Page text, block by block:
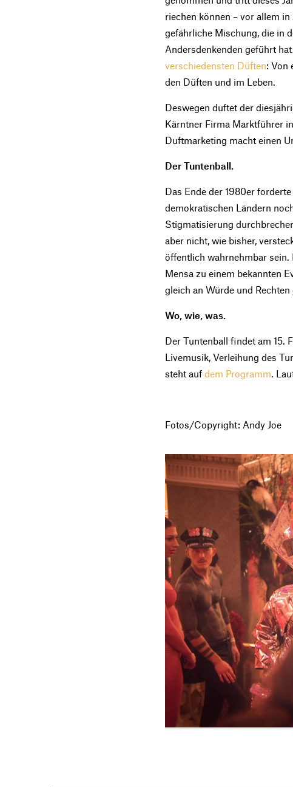
riechen können – vor allem
gefährliche Mischung, die in
Andersdenkenden geführt
verschiedensten Düften: Von
den Düften und im Leben.
Deswegen duftet der
Kärntner Firma Marktführer
Duftmarketing macht einen
Der Tuntenball.
Das Ende der 1980er
demokratischen Ländern
Stigmatisierung
aber nicht, wie bisher,
öffentlich wahrnehmbar sein.
Mensa zu einem bekannten
gleich an Würde und Rechten
Wo, wie, was.
Der Tuntenball findet am 15.
Livemusik, Verleihung des
steht auf dem Programm.
Fotos/Copyright: Andy Joe